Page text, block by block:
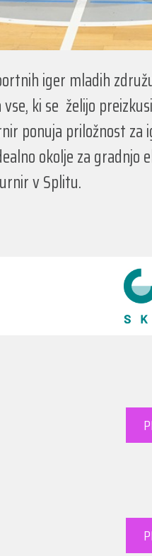
iger mladih
ki se želijo
ponuja priložnost
okolje za
v Splitu.